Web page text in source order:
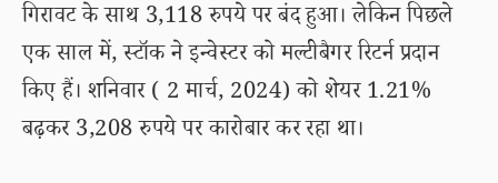
गिरावट के साथ 3,118 रुपये पर बंद हुआ। लेकिन पिछले
एक साल में, स्टॉक ने इन्वेस्टर को मल्टीबैगर रिटर्न प्रदान
किए हैं। शनिवार ( 2 मार्च, 2024) को शेयर 1.21%
बढ़कर 3,208 रुपये पर कारोबार कर रहा था।